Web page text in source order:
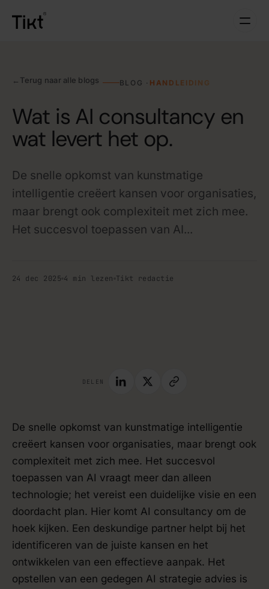
← Terug naar alle blogs BLOG · HANDLEIDING
Wat is AI consultancy en
wat levert het op.
De snelle opkomst van kunstmatige
intelligentie creëert kansen voor organisaties,
maar brengt ook complexiteit met zich mee.
Het succesvol toepassen van AI...
24 dec 2025 4 min lezen Tikt redactie
DELEN
De snelle opkomst van kunstmatige intelligentie
creëert kansen voor organisaties, maar brengt ook
complexiteit met zich mee. Het succesvol
toepassen van AI vraagt meer dan alleen
technologie; het vereist een duidelijke visie en een
doordacht plan. Hier komt AI consultancy om de
hoek kijken. Een deskundige partner helpt bij het
identificeren van de juiste kansen en het
ontwikkelen van een effectieve aanpak. Het
opstellen van een gedegen AI strategie advies is